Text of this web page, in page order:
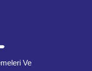
Ve